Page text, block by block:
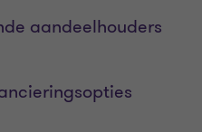
aandeelhouders